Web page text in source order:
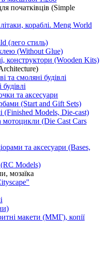
початківців (Simple
кораблі. Meng World
(лего стиль)
(Without Glue)
конструктори (Wooden Kits)
та смоляні будівлі
та аксесуари
(Start and Gift Sets)
(Finished Models, Die-cast)
мотоцикли (Die Cast Cars
та аксесуари (Bases,
(RC Models)
мозаїка
макети (ММГ), копії